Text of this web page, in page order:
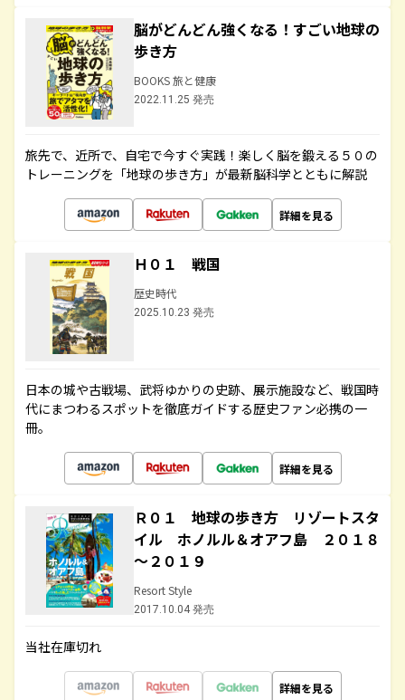
脳がどんどん強くなる！すごい地球の
歩き方
BOOKS 旅と健康
2022.11.25 発売
旅先で、近所で、自宅で今すぐ実践！楽しく脳を鍛える５０の
トレーニングを「地球の歩き方」が最新脳科学とともに解説
詳細を見る
Ｈ０１ 戦国
歴史時代
2025.10.23 発売
日本の城や古戦場、武将ゆかりの史跡、展示施設など、戦国時
代にまつわるスポットを徹底ガイドする歴史ファン必携の一
冊。
詳細を見る
Ｒ０１ 地球の歩き方 リゾートスタ
イル ホノルル＆オアフ島 ２０１８
～２０１９
Resort Style
2017.10.04 発売
当社在庫切れ
詳細を見る